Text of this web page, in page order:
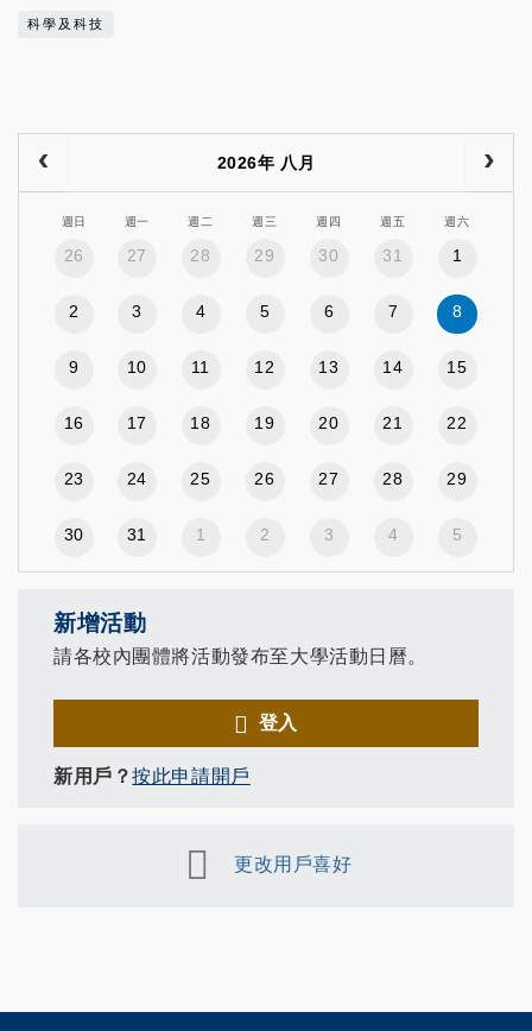
科學及科技
2026年 八月
週日 週一 週二 週三 週四 週五 週六
26 27 28 29 30 31 1
2 3 4 5 6 7 8
9 10 11 12 13 14 15
16 17 18 19 20 21 22
23 24 25 26 27 28 29
30 31 1 2 3 4 5
新增活動
請各校內團體將活動發布至大學活動日曆。
登入
新用戶？按此申請開戶
更改用戶喜好